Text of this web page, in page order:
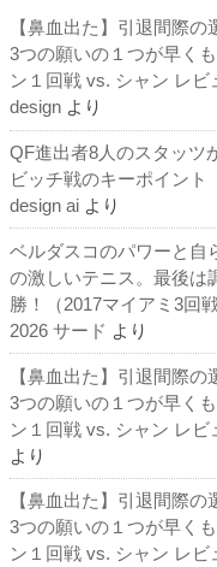
【鼻血出た】引退間際の
3つの願いの１つが早く
ン１回戦 vs. シャン レビ
design より
QF進出者8人のスタッツ
ビッチ戦のキーポイン
design ai より
ベルダスコのパワーと自
の激しいテニス。最後は
勝！（2017マイアミ3回戦
2026 サード より
【鼻血出た】引退間際の
3つの願いの１つが早く
ン１回戦 vs. シャン レビ
より
【鼻血出た】引退間際の
3つの願いの１つが早く
ン１回戦 vs. シャン レビ